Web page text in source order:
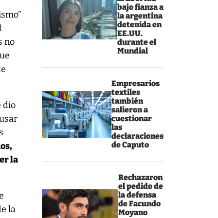
bajo fianza a
la argentina
detenida en
EE.UU.
durante el
Mundial
Empresarios
textiles
también
salieron a
cuestionar
las
declaraciones
de Caputo
Rechazaron
el pedido de
la defensa
de Facundo
Moyano
no
dio
la
la